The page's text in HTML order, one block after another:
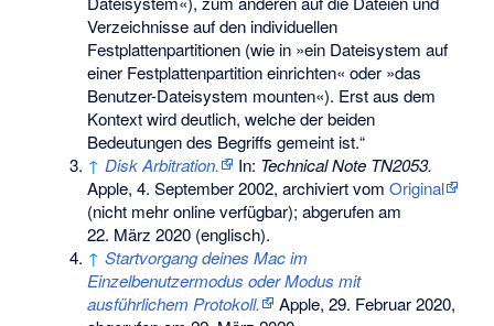
Verzeichnisse auf den individuellen
Festplattenpartitionen (wie in »ein Dateisystem auf
einer Festplattenpartition einrichten« oder »das
Benutzer-Dateisystem mounten«). Erst aus dem
Kontext wird deutlich, welche der beiden
Bedeutungen des Begriffs gemeint ist.“
↑ Disk Arbitration. In: Technical Note TN2053.
Apple, 4. September 2002, archiviert vomOriginal
(nicht mehr online verfügbar); abgerufen am
22. März 2020 (englisch).
↑ Startvorgang deines Mac im
Einzelbenutzermodus oder Modus mit
ausführlichem Protokoll.
Apple, 29. Februar 2020,